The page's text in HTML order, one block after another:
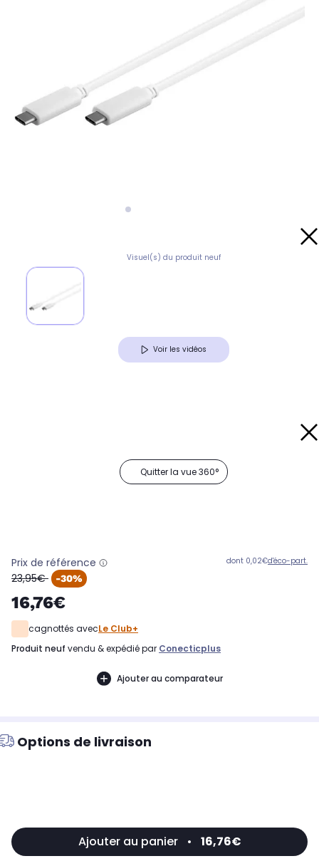
Visuel(s) du produit neuf
Voir les vidéos
Quitter la vue 360°
Prix de référence
oldPrice
23,95€ -30%
16,76€
dont 0,02€d'éco-part.
cagnottés avecLe Club+
produit neuf vendu & expédié par Conecticplus
Ajouter au comparateur
Options de livraison
Ajouter au panier • 16,76€